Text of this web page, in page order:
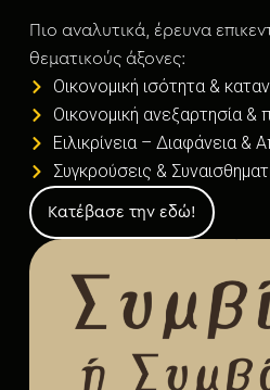
Πιο αναλυτικά, έρευνα
θεματικούς άξονες:
Οικονομική ισότητα &
Οικονομική ανεξαρτησία
Ειλικρίνεια – Διαφάνεια &
Συγκρούσεις &
Κατέβασε την εδώ!